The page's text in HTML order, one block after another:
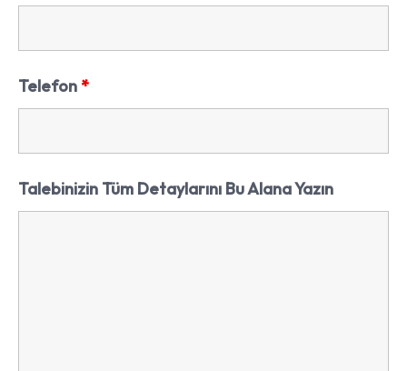
Telefon*
Talebinizin Tüm Detaylarını Bu Alana Yazın